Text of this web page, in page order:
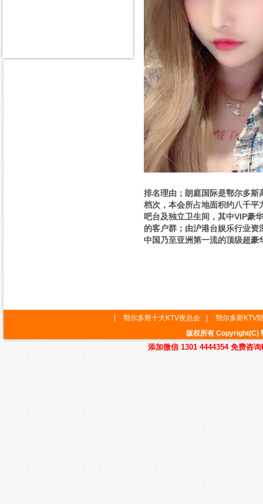
排名理由；朗庭国际是鄂尔多
档次，本会所占地面积约八千
吧台及独立卫生间，其中VIP豪
的客户群；由沪港台娱乐行业
中国乃至亚洲第一流的顶级超
鄂尔多斯十大KTV夜总会
鄂尔多斯KTV
版权所有 Copyright(C)
添加微信 1301 4444354 免费咨